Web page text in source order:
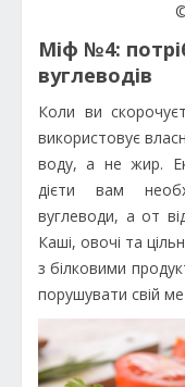
Міф №4:
вуглеводів
Коли ви
використовує
воду, а не жир.
дієти вам
вуглеводи, а от
Каші, овочі та
з білковими
порушувати свій